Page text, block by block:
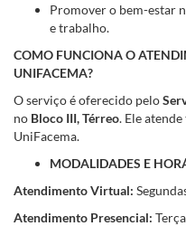
Promover o bem-estar
e trabalho.
COMO FUNCIONA O
UNIFACEMA?
O serviço é oferecido pelo
no Bloco III, Térreo. Ele
UniFacema.
MODALIDADES E
Atendimento Virtual:
Atendimento Presencial: